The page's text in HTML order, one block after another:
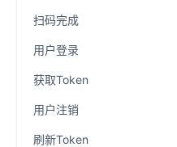
扫码完成
用户登录
获取Token
用户注销
刷新Token